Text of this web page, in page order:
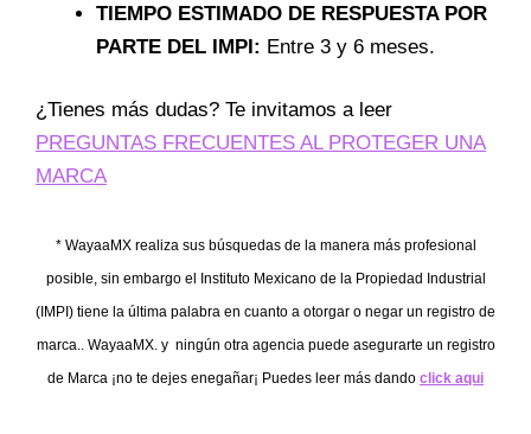
TIEMPO ESTIMADO DE RESPUESTA POR
PARTE DEL IMPI: Entre 3 y 6 meses.
¿Tienes más dudas? Te invitamos a leer
PREGUNTAS FRECUENTES AL PROTEGER UNA
MARCA
* WayaaMX realiza sus búsquedas de la manera más profesional
posible, sin embargo el Instituto Mexicano de la Propiedad Industrial
(IMPI) tiene la última palabra en cuanto a otorgar o negar un registro de
marca.. WayaaMX. y ningún otra agencia puede asegurarte un registro
de Marca ¡no te dejes enegañar¡ Puedes leer más dando click aqui